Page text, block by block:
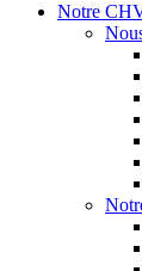
Notre